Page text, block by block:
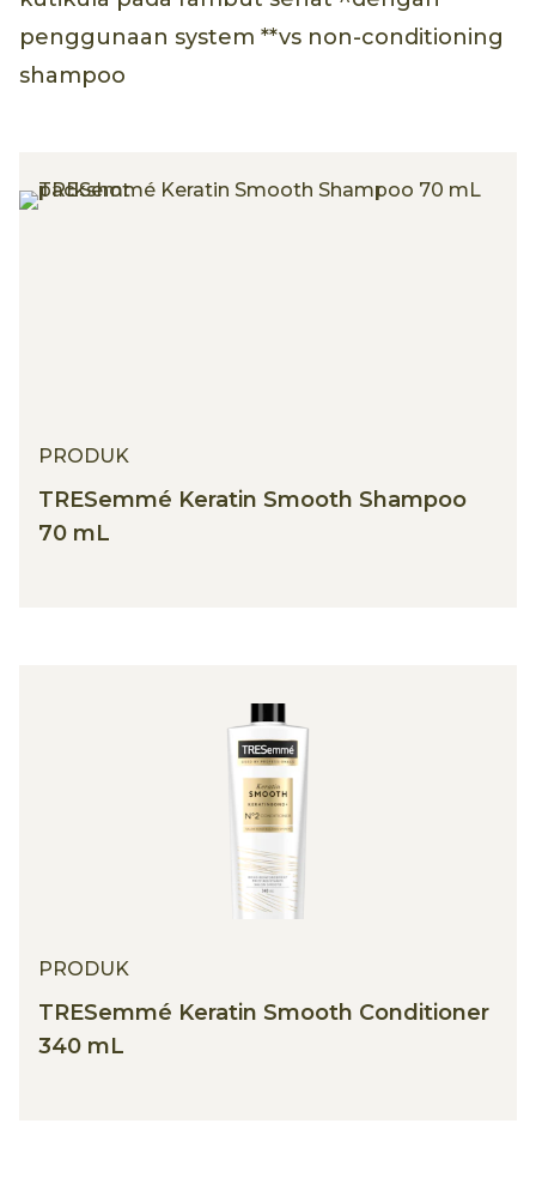
penggunaan system **vs non-conditioning
shampoo
PRODUK
TRESemmé Keratin Smooth Shampoo
70 mL
PRODUK
TRESemmé Keratin Smooth Conditioner
340 mL